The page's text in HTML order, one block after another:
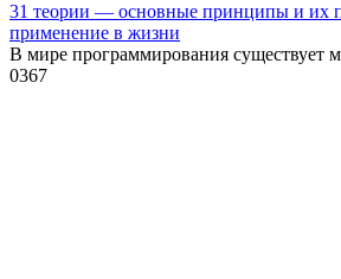
31 теории — основные принципы и их
применение в жизни
В мире программирования существует
0367